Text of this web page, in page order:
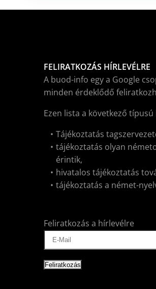
FELIRATKOZÁS HÍRLEVÉLRE
A buod-info egy a Google
minden érdeklődő
Ezen lista a következő
Tájékoztatás
tájékoztatás olyan
érintik,
hivatalos tájékoztatás
tájékoztatás a német-
Feliratkozás a hírlevélre